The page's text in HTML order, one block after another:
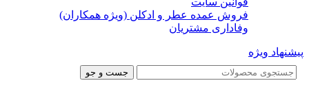
فروش عمده عطر و ادکلن (ویژه همکاران)
وفاداری مشتریان
پیشنهاد ویژه
جست و جو